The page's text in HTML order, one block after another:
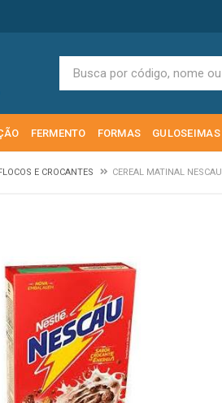
FERMENTO FORMAS GULOSEIMAS
E CROCANTES CEREAL MATINAL